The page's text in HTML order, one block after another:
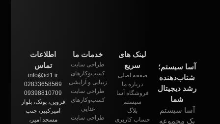
آسا سیستم؛
شتاب‌دهنده
رشد دیجیتال
شما
آسا سیستم
یک مجموعه
لینک های
سریع
صفحه اصلی
درباره ما
فروشگاه آسا
سیستم
بلاگ
حساب کاربری
خدمات ما
طراحی سایت
کسب‌وکارهای
زیبایی و آرایشی
طراحی سایت
کسب‌وکارهای
غذایی
طراحی سایت
اطلاعات
تماس
info@ict1.ir
02833658569
09398810709
قزوین، پونک، بلوار
امیرکبیر، جنب
مسجد امیر،